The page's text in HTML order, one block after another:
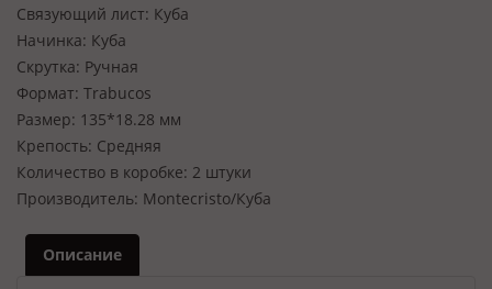
Связующий лист: Куба
Начинка: Куба
Скрутка: Ручная
Формат: Trabucos
Размер: 135*18.28 мм
Крепость: Средняя
Количество в коробке: 2 штуки
Производитель: Montecristo/Куба
Описание